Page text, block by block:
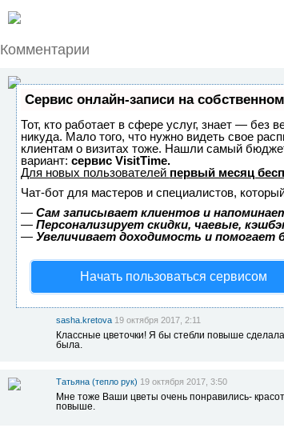
Комментарии
Сервис онлайн-записи на
Тот, кто работает в сфере услуг, знает — без
никуда. Мало того, что нужно видеть свое
клиентам о визитах тоже. Нашли самый
вариант: сервис VisitTime.
Для новых пользователей первый месяц
Чат-бот для мастеров и специалистов,
— Сам записывает клиентов и
— Персонализирует скидки, чаевые,
— Увеличивает доходимость и помогает
Начать пользоваться сервисом
sasha.kretova 19 октября 2017, 2:11
Классные цветочки! Я бы стебли повыше
была.
Татьяна (тепло рук) 19 октября 2017, 3:50
Мне тоже Ваши цветы очень понравились-
повыше.